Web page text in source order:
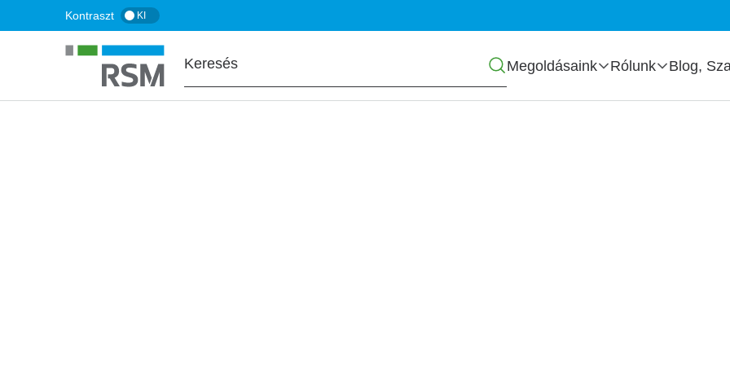
a
tartalomra
Kontraszt KI
Főmenü
Megoldásaink Rólunk Blog,